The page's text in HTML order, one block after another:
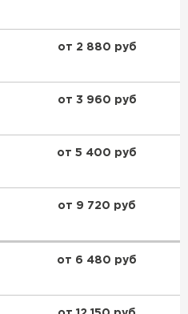
от 2 880 руб
от 3 960 руб
от 5 400 руб
от 9 720 руб
от 6 480 руб
Isover
Paroc
Penoplex